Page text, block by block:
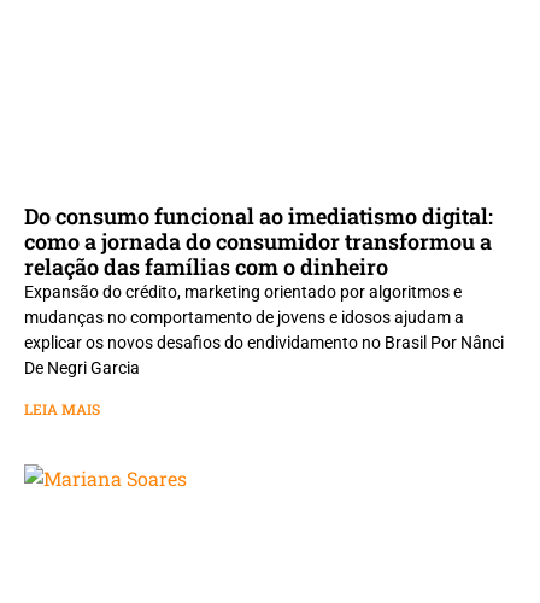
Do consumo funcional ao imediatismo digital:
como a jornada do consumidor transformou a
relação das famílias com o dinheiro
Expansão do crédito, marketing orientado por algoritmos e
mudanças no comportamento de jovens e idosos ajudam a
explicar os novos desafios do endividamento no Brasil Por Nânci
De Negri Garcia
LEIA MAIS